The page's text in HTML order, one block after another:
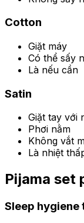
Cotton
Giặt máy
Có thể sấy
Là nếu cần
Satin
Giặt tay với
Phơi nằm
Không vắt
Là nhiệt
Pijama set
Sleep hygiene